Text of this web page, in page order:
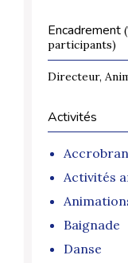
Encadrement
participants)
Directeur,
Activités
Activités
Baignade
Danse